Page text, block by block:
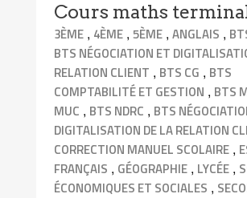
Cours maths
3ÈME , 4ÈME ,5ÈME ,ANGLAIS ,
BTS NÉGOCIATION ET
RELATION CLIENT , BTS CG , BTS
COMPTABILITÉ ET GESTION , BTS
MUC , BTS NDRC , BTS
DIGITALISATION DE LA RELATION
CORRECTION MANUEL SCOLAIRE ,
FRANÇAIS , GÉOGRAPHIE , LYCÉE ,
ÉCONOMIQUES ET SOCIALES ,